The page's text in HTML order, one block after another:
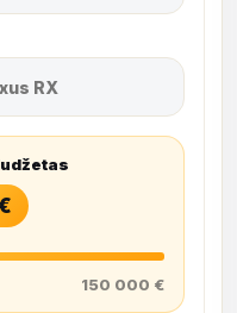
150 000 €